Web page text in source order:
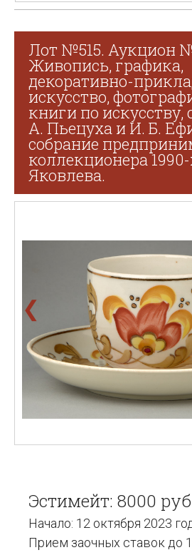
Лот №515. Аукцион
Живопись, графика,
декоративно-
искусство,
книги по искусству,
А. Пьецуха и И. Б.
собрание
коллекционера 1990-
Яковлева.
❮
Эстимейт: 8000
Начало: 12 октября 2023
Прием заочных ставок до